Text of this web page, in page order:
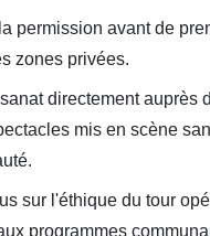
permission avant de
zones privées.
directement auprès
mis en scène
sur l'éthique du tour
programmes